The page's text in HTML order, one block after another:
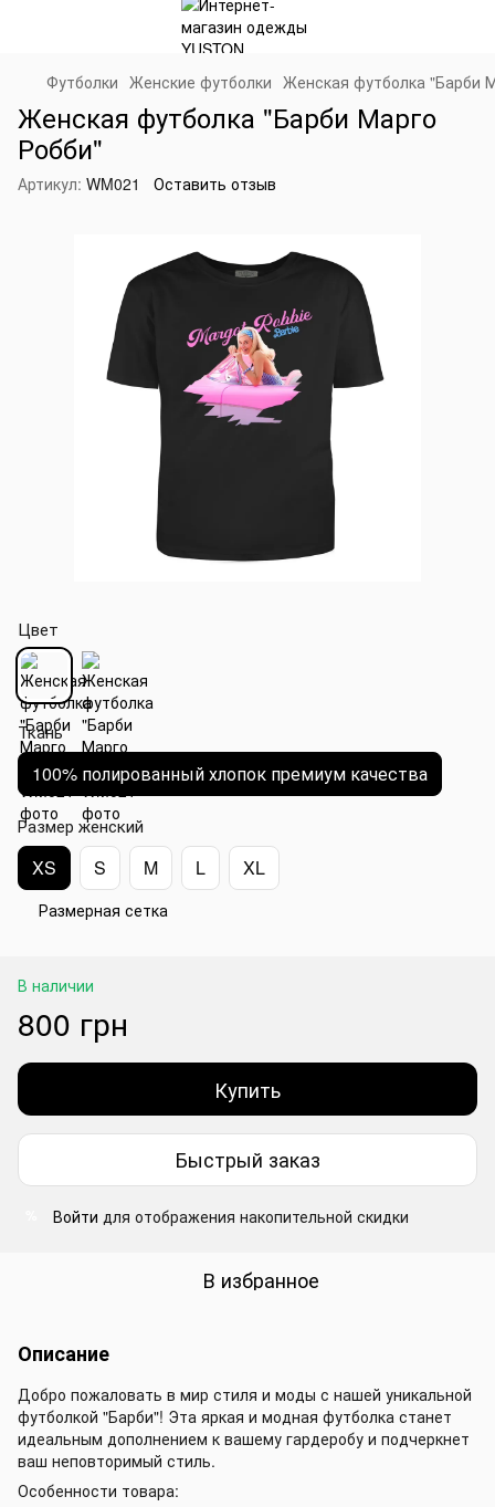
Футболки Женские футболки Женская футболка "Барби
Женская футболка "Барби Марго
Робби"
Артикул: WM021 Оставить отзыв
Цвет
Ткань
100% полированный хлопок премиум качества
Размер женский
XS S M L XL
Размерная сетка
В наличии
800 грн
Купить
Быстрый заказ
Войти для отображения накопительной скидки
В избранное
Описание
Добро пожаловать в мир стиля и моды с нашей уникальной
футболкой "Барби"! Эта яркая и модная футболка станет
идеальным дополнением к вашему гардеробу и подчеркнет
ваш неповторимый стиль.
Особенности товара: